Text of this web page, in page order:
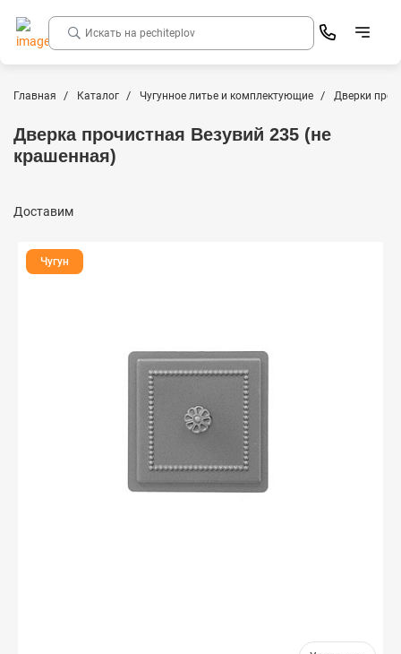
Главная Каталог Чугунное литье и комплектующие Дверки
Дверка прочистная Везувий 235 (не
крашенная)
Доставим
Чугун